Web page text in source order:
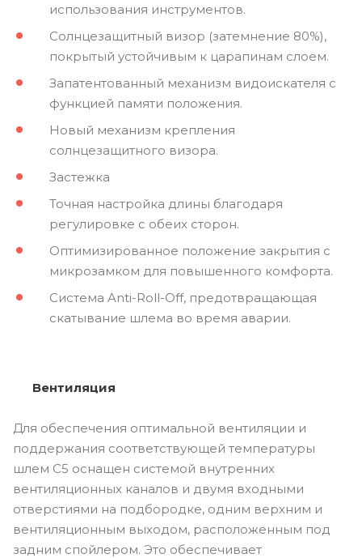
использования инструментов.
Солнцезащитный визор (затемнение 80%),
покрытый устойчивым к царапинам слоем.
Запатентованный механизм видоискателя с
функцией памяти положения.
Новый механизм крепления
солнцезащитного визора.
Застежка
Точная настройка длины благодаря
регулировке с обеих сторон.
Оптимизированное положение закрытия с
микрозамком для повышенного комфорта.
Система Anti-Roll-Off, предотвращающая
скатывание шлема во время аварии.
Вентиляция
Для обеспечения оптимальной вентиляции и
поддержания соответствующей температуры
шлем С5 оснащен системой внутренних
вентиляционных каналов и двумя входными
отверстиями на подбородке, одним верхним и
вентиляционным выходом, расположенным под
задним спойлером. Это обеспечивает